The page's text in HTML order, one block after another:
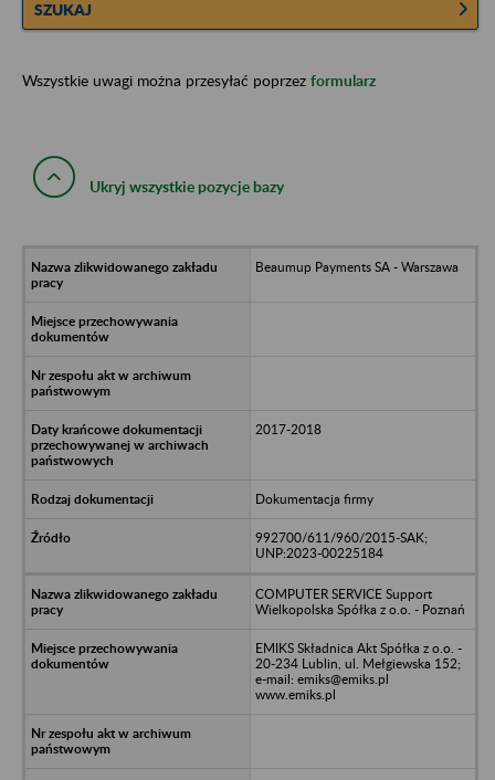
SZUKAJ
Wszystkie uwagi można przesyłać poprzez formularz
Ukryj wszystkie pozycje bazy
Beaumup Payments SA - Warszawa
2017-2018
Dokumentacja firmy
992700/611/960/2015-SAK;
UNP:2023-00225184
COMPUTER SERVICE Support
Wielkopolska Spółka z o.o. - Poznań
EMIKS Składnica Akt Spółka z o.o. -
20-234 Lublin, ul. Mełgiewska 152;
e-mail: emiks@emiks.pl
www.emiks.pl